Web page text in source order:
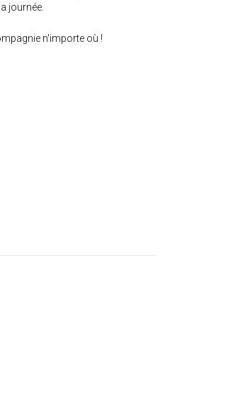
journée.
n'importe où !